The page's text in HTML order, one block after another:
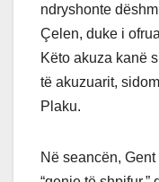
ndryshonte
Çelen, duke i
Këto akuza kanë
të akuzuarit,
Plaku.
Në seancën,